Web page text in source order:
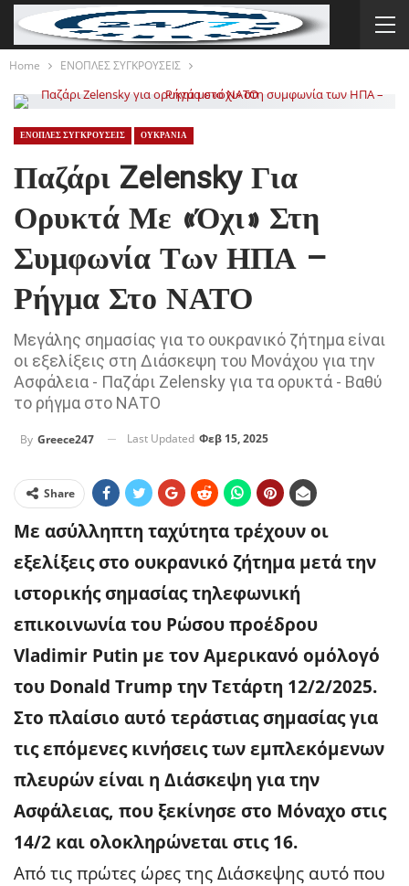
Home ΕΝΟΠΛΕΣ ΣΥΓΚΡΟΥΣΕΙΣ
ΕΝΟΠΛΕΣ ΣΥΓΚΡΟΥΣΕΙΣ ΟΥΚΡΑΝΙΑ
Παζάρι Zelensky Για
Ορυκτά Με «όχι» Στη
Συμφωνία Των ΗΠΑ –
Ρήγμα Στο ΝΑΤΟ
Μεγάλης σημασίας για το ουκρανικό ζήτημα είναι
οι εξελίξεις στη Διάσκεψη του Μονάχου για την
Ασφάλεια - Παζάρι Zelensky για τα ορυκτά - Βαθύ
το ρήγμα στο ΝΑΤΟ
By Greece247 Last Updated Φεβ 15, 2025
Share
Με ασύλληπτη ταχύτητα τρέχουν οι
εξελίξεις στο ουκρανικό ζήτημα μετά την
ιστορικής σημασίας τηλεφωνική
επικοινωνία του Ρώσου προέδρου
Vladimir Putin με τον Αμερικανό ομόλογό
του Donald Trump την Τετάρτη 12/2/2025.
Στο πλαίσιο αυτό τεράστιας σημασίας για
τις επόμενες κινήσεις των εμπλεκόμενων
πλευρών είναι η Διάσκεψη για την
Ασφάλειας, που ξεκίνησε στο Μόναχο στις
14/2 και ολοκληρώνεται στις 16.
Από τις πρώτες ώρες της Διάσκεψης αυτό που